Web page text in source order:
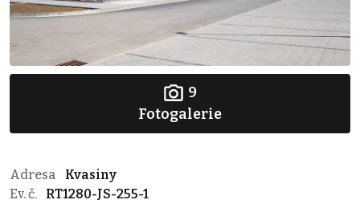
9
Fotogalerie
Adresa
Kvasiny
Ev. č.
RT1280-JS-255-1